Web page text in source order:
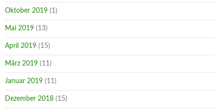
Oktober 2019 (1)
Mai 2019 (13)
April 2019 (15)
März 2019 (11)
Januar 2019 (11)
Dezember 2018 (15)